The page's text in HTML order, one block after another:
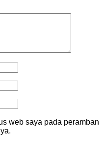
web saya pada peramban